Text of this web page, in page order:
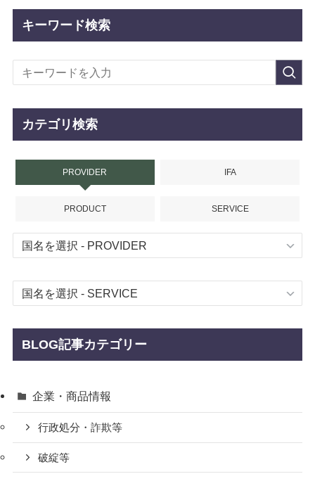
キーワード検索
カテゴリ検索
PROVIDER IFA
PRODUCT SERVICE
BLOG記事カテゴリー
企業・商品情報
行政処分・詐欺等
破綻等